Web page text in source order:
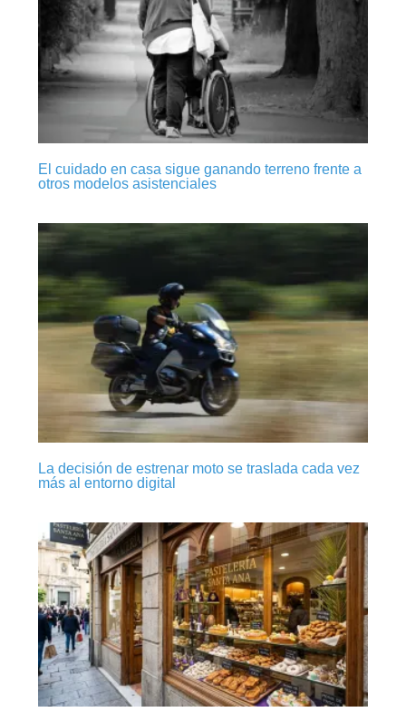
El cuidado en casa sigue ganando terreno frente a
otros modelos asistenciales
La decisión de estrenar moto se traslada cada vez
más al entorno digital